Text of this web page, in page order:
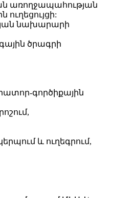
առողջապահության
նախարարի
ծրագրի
գործիքային
և ուղեգրում,